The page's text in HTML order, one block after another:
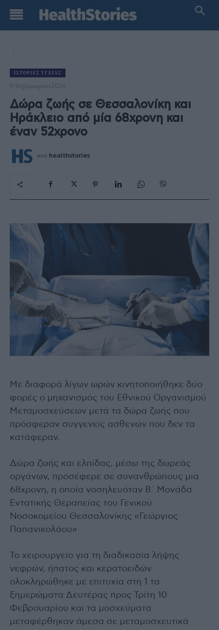
ΙΣΤΟΡΊΕΣ ΥΓΕΊΑΣ
11 Φεβρουαρίου 2026
Δώρα ζωής σε Θεσσαλονίκη και
Ηράκλειο από μία 68χρονη και
έναν 52χρονο
από healthstories
Με διαφορά λίγων ωρών κινητοποιήθηκε δύο
φορές ο μηχανισμός του Εθνικού Οργανισμού
Μεταμοσχεύσεων μετά τα δώρα ζωής που
πρόσφεραν συγγενείς ασθενών που δεν τα
κατάφεραν.
Δώρα ζωής και ελπίδας, μέσω της δωρεάς
οργάνων, προσέφερε σε συνανθρώπους μια
68χρονη, η οποία νοσηλευόταν Β΄ Μονάδα
Εντατικής Θεραπείας του Γενικού
Νοσοκομείου Θεσσαλονίκης «Γεώργιος
Παπανικολάου»
Το χειρουργείο για τη διαδικασία λήψης
νεφρών, ήπατος και κερατοειδών
ολοκληρώθηκε με επιτυχία στη 1 τα
ξημερώματα Δευτέρας προς Τρίτη 10
Φεβρουαρίου και τα μοσχεύματα
μεταφέρθηκαν άμεσα σε μεταμοσχευτικά